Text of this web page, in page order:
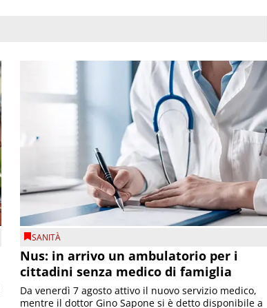
SANITÀ
Nus: in arrivo un ambulatorio per i
cittadini senza medico di famiglia
Da venerdì 7 agosto attivo il nuovo servizio medico,
mentre il dottor Gino Sapone si è detto disponibile a